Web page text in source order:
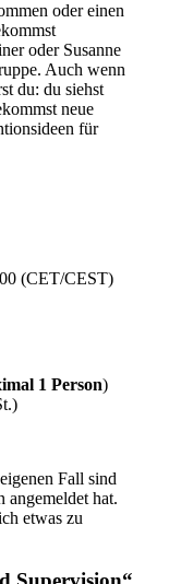
oder einen
oder Susanne
Auch wenn
du: du siehst
neue
für
(CET/CEST)
1 Person)
Fall sind
angemeldet hat.
etwas zu